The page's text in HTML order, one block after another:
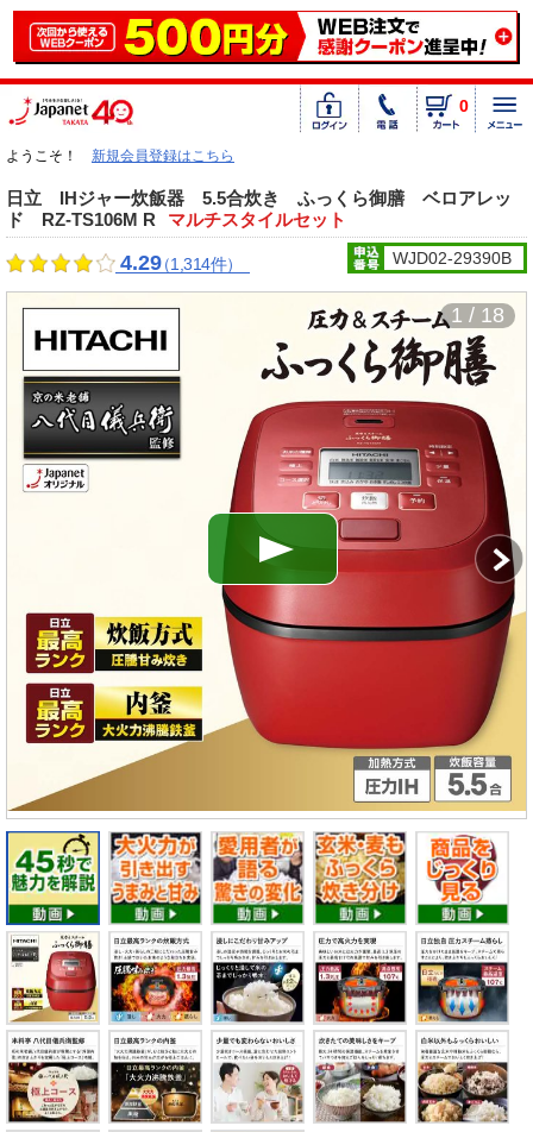
0
ようこそ！ 新規会員登録はこちら
日立 IHジャー炊飯器 5.5合炊き ふっくら御膳 ベロアレッ
ド RZ-TS106M R
マルチスタイルセット
4.29（1,314件） WJD02-29390B
1 / 18